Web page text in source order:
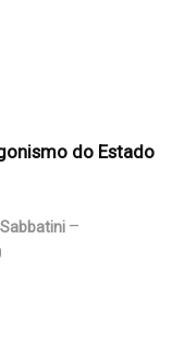
do Estado